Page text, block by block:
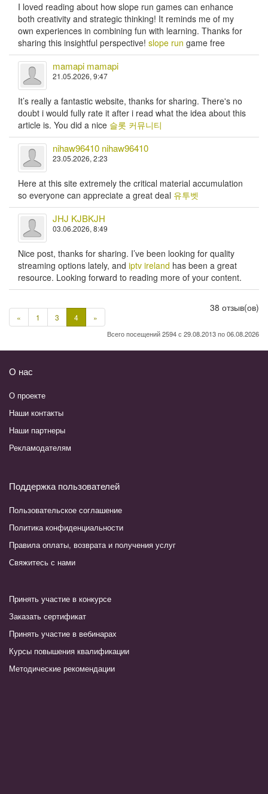
I loved reading about how slope run games can enhance
both creativity and strategic thinking! It reminds me of my
own experiences in combining fun with learning. Thanks for
sharing this insightful perspective! slope run game free
mamapi mamapi
21.05.2026, 9:47
It’s really a fantastic website, thanks for sharing. There's no
doubt i would fully rate it after i read what the idea about this
article is. You did a nice 슬롯 커뮤니티
nihaw96410 nihaw96410
23.05.2026, 2:23
Here at this site extremely the critical material accumulation
so everyone can appreciate a great deal 유투벳
JHJ KJBKJH
03.06.2026, 8:49
Nice post, thanks for sharing. I’ve been looking for quality
streaming options lately, and iptv ireland has been a great
resource. Looking forward to reading more of your content.
38 отзыв(ов)
« Предыдущая
страница
1 3 4 »
страница
Всего посещений 2594 с 29.08.2013 по 06.08.2026
О нас
О проекте
Наши контакты
Наши партнеры
Рекламодателям
Поддержка пользователей
Пользовательское соглашение
Политика конфиденциальности
Правила оплаты, возврата и получения услуг
Свяжитесь с нами
Принять участие в конкурсе
Заказать сертификат
Принять участие в вебинарах
Курсы повышения квалификации
Методические рекомендации